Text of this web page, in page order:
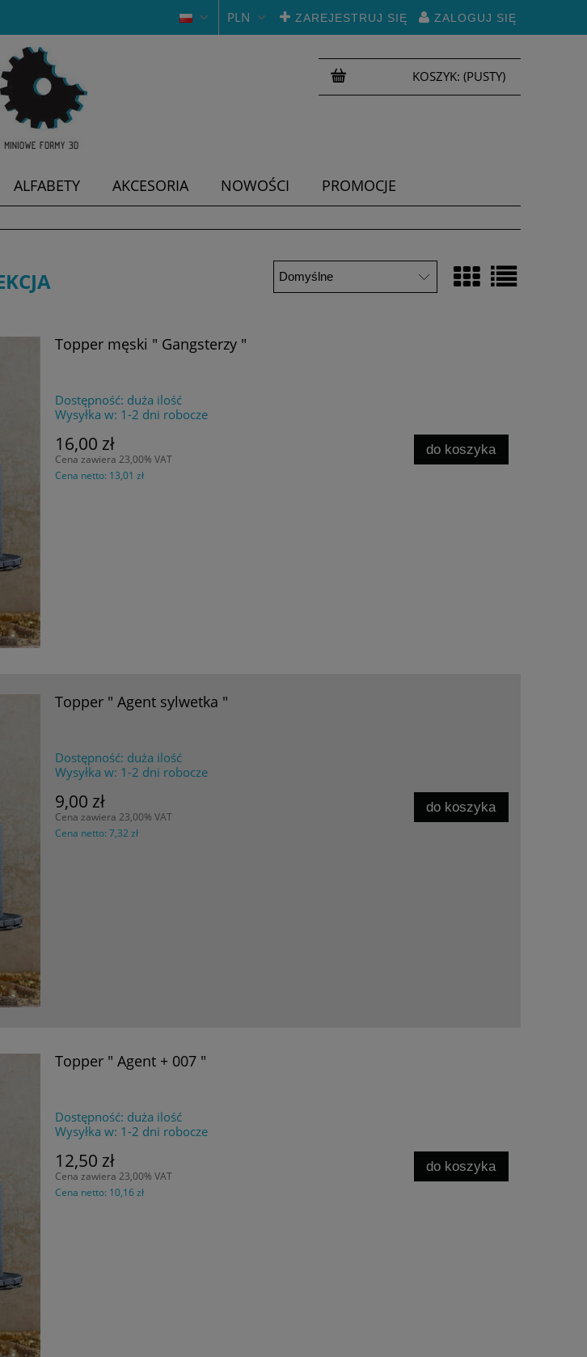
ZAREJESTRUJ SIĘ ZALOGUJ SIĘ
PLN
KOSZYK: (PUSTY)
ALFABETY AKCESORIA NOWOŚCI
PROMOCJE
Topper męski " Gangsterzy "
Dostępność: duża ilość
Wysyłka w: 1-2 dni robocze
16,00 zł
Cena zawiera 23,00% VAT
Cena netto: 13,01 zł
do koszyka
Topper " Agent sylwetka "
Dostępność: duża ilość
Wysyłka w: 1-2 dni robocze
9,00 zł
Cena zawiera 23,00% VAT
Cena netto:7,32 zł
do koszyka
Topper " Agent + 007 "
Dostępność: duża ilość
Wysyłka w: 1-2 dni robocze
12,50 zł
Cena zawiera 23,00% VAT
Cena netto: 10,16 zł
do koszyka